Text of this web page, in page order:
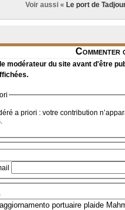
Voir aussi « Le port de
modérateur du site avant d'être
a priori : votre contribution